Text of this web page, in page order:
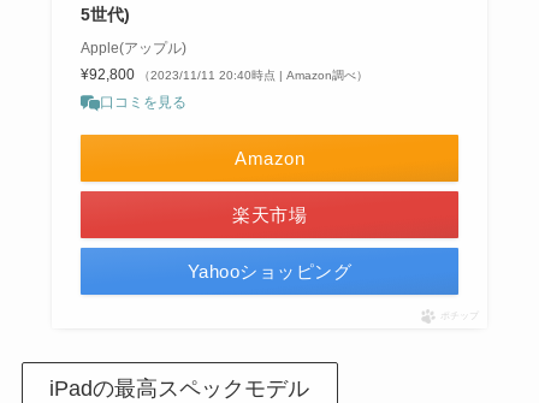
5世代)
Apple(アップル)
¥92,800
（2023/11/11 20:40時点 | Amazon調べ）
口コミを見る
Amazon
楽天市場
Yahooショッピング
ポチップ
iPadの最高スペックモデル